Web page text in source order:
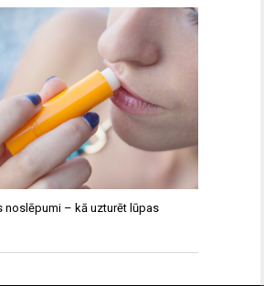
noslēpumi – kā uzturēt lūpas